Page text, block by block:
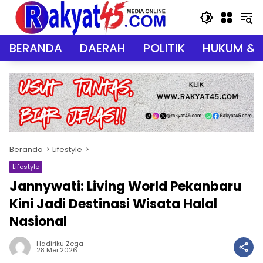
Langsung
konten
BERANDA DAERAH POLITIK HUKUM &
Beranda Lifestyle
Lifestyle
Jannywati: Living World Pekanbaru
Kini Jadi Destinasi Wisata Halal
Nasional
Hadiriku Zega
28 Mei 2026